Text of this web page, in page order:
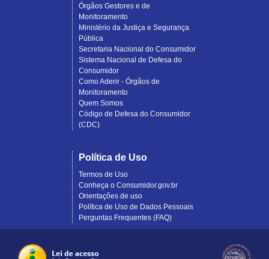
Órgãos Gestores e de
Monitoramento
Ministério da Justiça e Segurança
Pública
Secretaria Nacional do Consumidor
Sistema Nacional de Defesa do
Consumidor
Como Aderir - Órgãos de
Monitoramento
Quem Somos
Código de Defesa do Consumidor
(CDC)
Política de Uso
Termos de Uso
Conheça o Consumidor.gov.br
Orientações de uso
Política de Uso de Dados Pessoais
Perguntas Frequentes (FAQ)